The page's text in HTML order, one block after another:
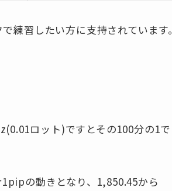
練習したい方に支持されています。
ロット)ですとその100分の1で
の動きとなり、1,850.45から